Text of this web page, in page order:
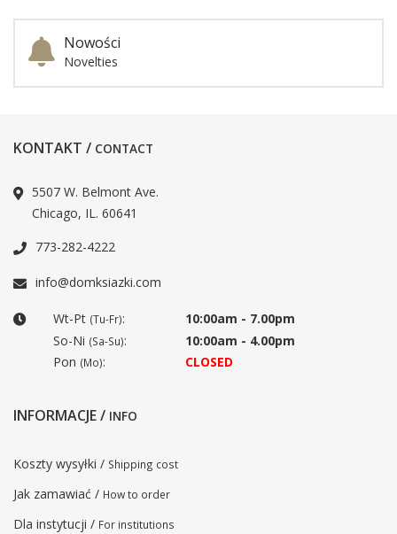
Nowości
Novelties
KONTAKT / CONTACT
5507 W. Belmont Ave.
Chicago, IL. 60641
773-282-4222
info@domksiazki.com
Wt-Pt (Tu-Fr):
10:00am - 7.00pm
So-Ni (Sa-Su):
10:00am - 4.00pm
Pon (Mo): CLOSED
INFORMACJE / INFO
Koszty wysyłki / Shipping cost
Jak zamawiać / How to order
Dla instytucji / For institutions